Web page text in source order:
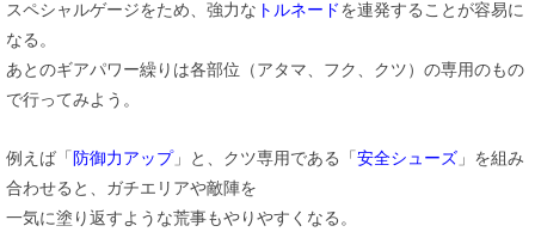
スペシャルゲージをため、強力な トルネード を連発することが容易に
なる。
あとのギアパワー繰りは各部位（アタマ、フク、クツ）の専用のもの
で行ってみよう。
例えば「 防御力アップ」と、クツ専用である「 安全シューズ 」を組み
合わせると、ガチエリアや敵陣を
一気に塗り返すような荒事もやりやすくなる。